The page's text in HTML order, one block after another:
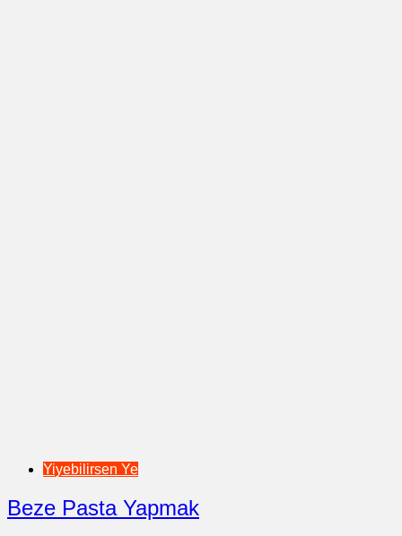
Yiyebilirsen Ye
Beze Pasta Yapmak